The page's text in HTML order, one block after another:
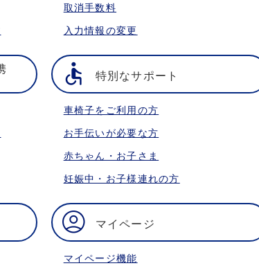
取消手数料
入力情報の変更
特別なサポート
車椅子をご利用の方
お手伝いが必要な方
赤ちゃん・お子さま
妊娠中・お子様連れの方
マイページ
マイページ機能